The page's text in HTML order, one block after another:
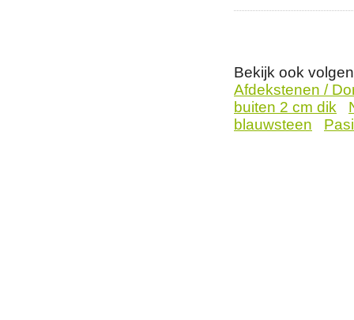
Bekijk ook
Afdekstenen /
buiten 2 cm dik
blauwsteen